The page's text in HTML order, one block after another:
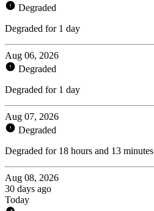
Degraded
Degraded for 1 day
Aug 06, 2026
Degraded
Degraded for 1 day
Aug 07, 2026
Degraded
Degraded for 18 hours and 13 minutes
Aug 08, 2026
30 days ago
Today